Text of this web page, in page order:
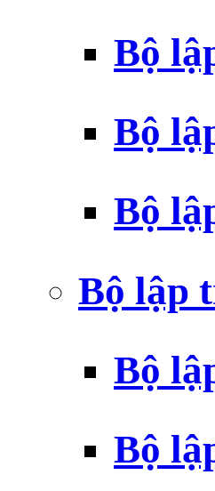
Bộ
Bộ
Bộ
Bộ lập
Bộ
Bộ